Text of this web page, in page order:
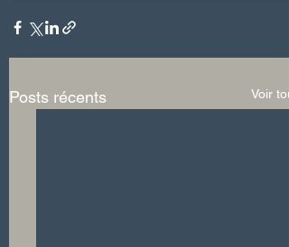
Posts récents Voir